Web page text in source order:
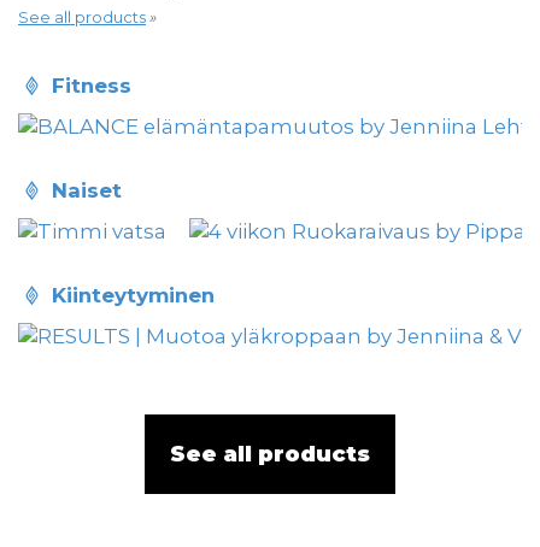
See all products»
fitness
naiset
kiinteytyminen
See all products